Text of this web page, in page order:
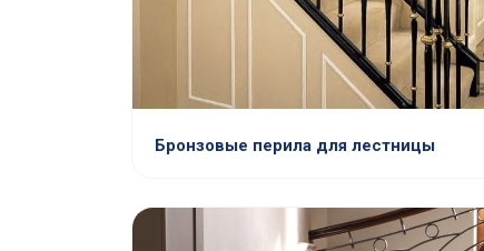
Бронзовые перила для лестницы